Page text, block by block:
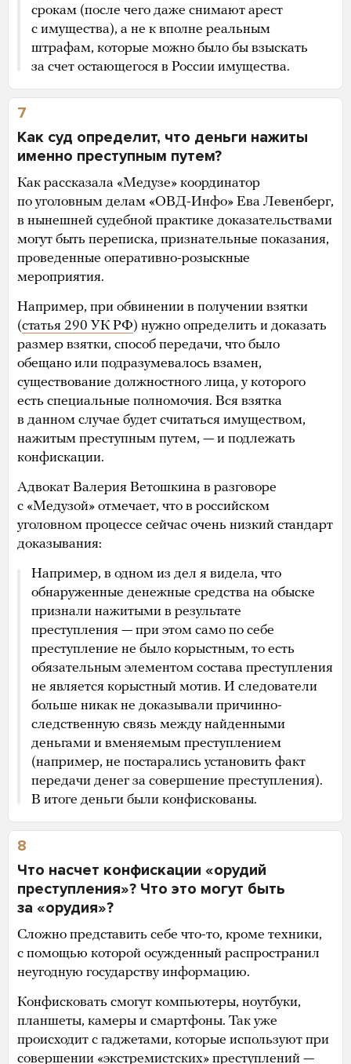
срокам (после чего даже снимают арест
с имущества), а не к вполне реальным
штрафам, которые можно было бы взыскать
за счет остающегося в России имущества.
7
Как суд определит, что деньги нажиты
именно преступным путем?
Как рассказала «Медузе» координатор
по уголовным делам «ОВД-Инфо» Ева Левенберг,
в нынешней судебной практике доказательствами
могут быть переписка, признательные показания,
проведенные оперативно-розыскные
мероприятия.
Например, при обвинении в получении взятки
(статья 290 УК РФ) нужно определить и доказать
размер взятки, способ передачи, что было
обещано или подразумевалось взамен,
существование должностного лица, у которого
есть специальные полномочия. Вся взятка
в данном случае будет считаться имуществом,
нажитым преступным путем, — и подлежать
конфискации.
Адвокат Валерия Ветошкина в разговоре
с «Медузой» отмечает, что в российском
уголовном процессе сейчас очень низкий стандарт
доказывания:
Например, в одном из дел я видела, что
обнаруженные денежные средства на обыске
признали нажитыми в результате
преступления — при этом само по себе
преступление не было корыстным, то есть
обязательным элементом состава преступления
не является корыстный мотив. И следователи
больше никак не доказывали причинно-
следственную связь между найденными
деньгами и вменяемым преступлением
(например, не постарались установить факт
передачи денег за совершение преступления).
В итоге деньги были конфискованы.
8
Что насчет конфискации «орудий
преступления»? Что это могут быть
за «орудия»?
Сложно представить себе что-то, кроме техники,
с помощью которой осужденный распространил
неугодную государству информацию.
Конфисковать смогут компьютеры, ноутбуки,
планшеты, камеры и смартфоны. Так уже
происходит с гаджетами, которые используют при
совершении «экстремистских» преступлений —